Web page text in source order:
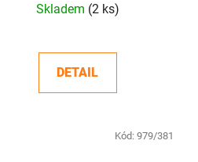
Skladem (2 ks)
DETAIL
Kód: 979/381